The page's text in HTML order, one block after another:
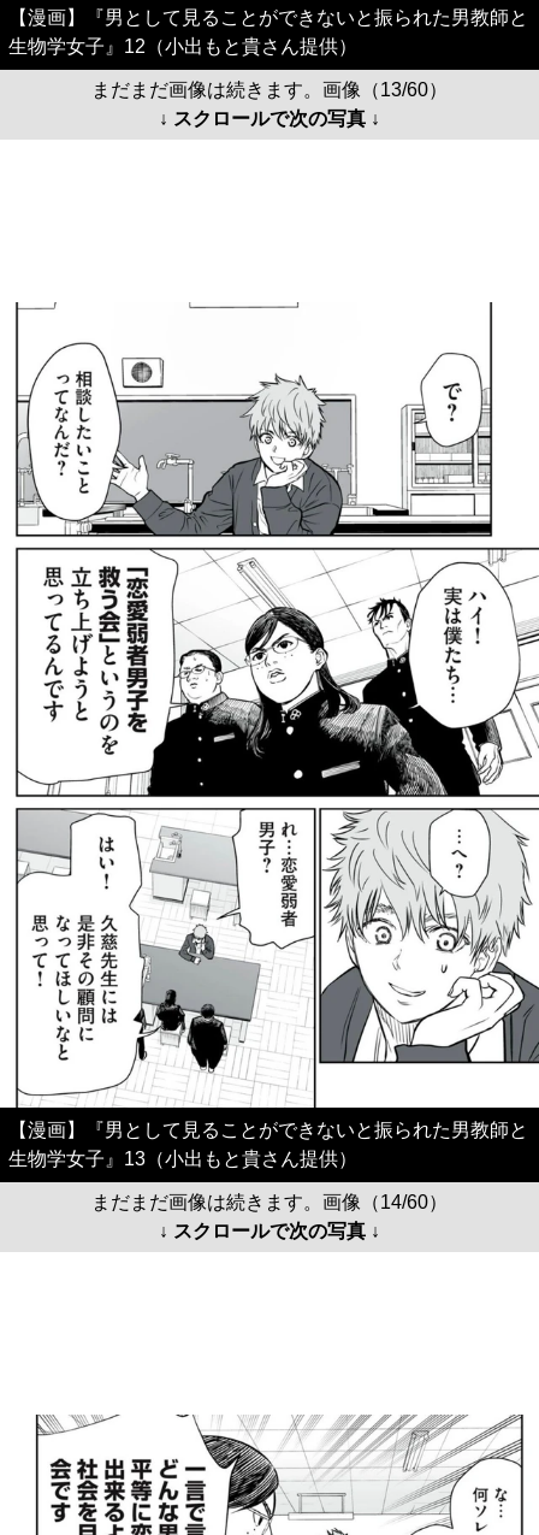
【漫画】『男として見ることができないと振られた男教師と
生物学女子』12（小出もと貴さん提供）
まだまだ画像は続きます。画像（13/60）
↓ スクロールで次の写真 ↓
【漫画】『男として見ることができないと振られた男教師と
生物学女子』13（小出もと貴さん提供）
まだまだ画像は続きます。画像（14/60）
↓ スクロールで次の写真 ↓